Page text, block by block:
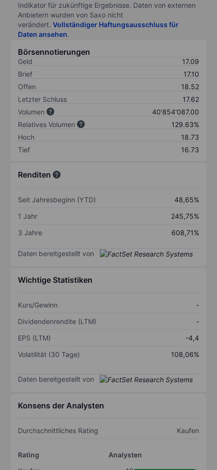
Indikator für zukünftige Ergebnisse. Daten von externen
Anbietern wurden von Saxo nicht
verändert. Vollständiger Haftungsausschluss für
Daten ansehen.
Börsennotierungen
Geld
17.09
Brief
17.10
Offen
18.52
Letzter Schluss
17.62
Volumen
40'854'087.00
Relatives Volumen
129.63%
Hoch
18.73
Tief
16.73
Renditen
Seit Jahresbeginn (YTD)
48,65%
1 Jahr
245,75%
3 Jahre
608,71%
Daten bereitgestellt von
Wichtige Statistiken
Kurs/Gewinn
-
Dividendenrendite (LTM)
-
EPS (LTM)
-4,4
Volatilität (30 Tage)
108,06%
Daten bereitgestellt von
Konsens der Analysten
Durchschnittliches Rating Kaufen
Rating
Analysten